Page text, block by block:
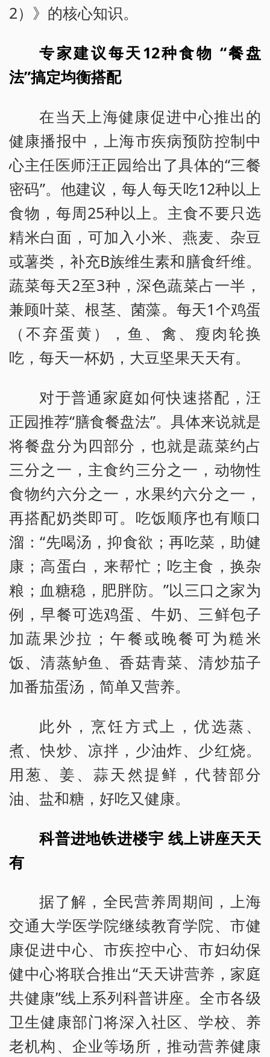
2）》的核心知识。
专家建议每天12种食物 “餐盘
法”搞定均衡搭配
在当天上海健康促进中心推出的
健康播报中，上海市疾病预防控制中
心主任医师汪正园给出了具体的“三餐
密码”。他建议，每人每天吃12种以上
食物，每周25种以上。主食不要只选
精米白面，可加入小米、燕麦、杂豆
或薯类，补充B族维生素和膳食纤维。
蔬菜每天2至3种，深色蔬菜占一半，
兼顾叶菜、根茎、菌藻。每天1个鸡蛋
（不弃蛋黄），鱼、禽、瘦肉轮换
吃，每天一杯奶，大豆坚果天天有。
对于普通家庭如何快速搭配，汪
正园推荐“膳食餐盘法”。具体来说就是
将餐盘分为四部分，也就是蔬菜约占
三分之一，主食约三分之一，动物性
食物约六分之一，水果约六分之一，
再搭配奶类即可。吃饭顺序也有顺口
溜：“先喝汤，抑食欲；再吃菜，助健
康；高蛋白，来帮忙；吃主食，换杂
粮；血糖稳，肥胖防。”以三口之家为
例，早餐可选鸡蛋、牛奶、三鲜包子
加蔬果沙拉；午餐或晚餐可为糙米
饭、清蒸鲈鱼、香菇青菜、清炒茄子
加番茄蛋汤，简单又营养。
此外，烹饪方式上，优选蒸、
煮、快炒、凉拌，少油炸、少红烧。
用葱、姜、蒜天然提鲜，代替部分
油、盐和糖，好吃又健康。
科普进地铁进楼宇 线上讲座天天
有
据了解，全民营养周期间，上海
交通大学医学院继续教育学院、市健
康促进中心、市疾控中心、市妇幼保
健中心将联合推出“天天讲营养，家庭
共健康”线上系列科普讲座。全市各级
卫生健康部门将深入社区、学校、养
老机构、企业等场所，推动营养健康